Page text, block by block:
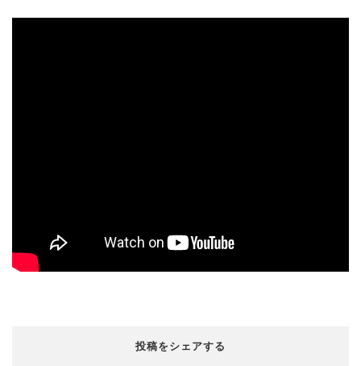
投稿をシェアする